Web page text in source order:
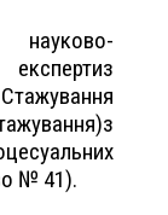
науково-
№ 41).